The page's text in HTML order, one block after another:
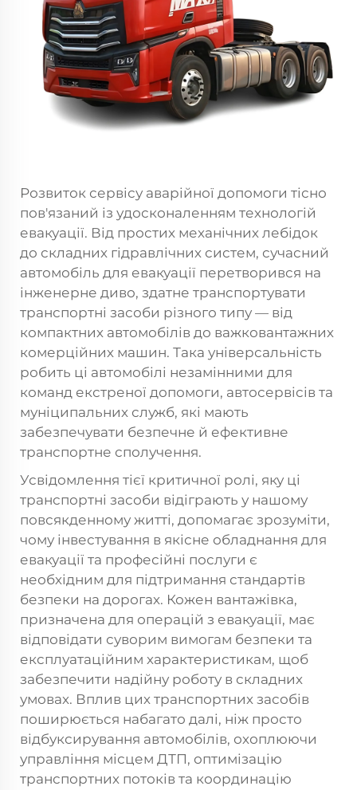
Розвиток сервісу аварійної допомоги тісно
пов'язаний із удосконаленням технологій
евакуації. Від простих механічних лебідок
до складних гідравлічних систем, сучасний
автомобіль для евакуації перетворився на
інженерне диво, здатне транспортувати
транспортні засоби різного типу — від
компактних автомобілів до важковантажних
комерційних машин. Така універсальність
робить ці автомобілі незамінними для
команд екстреної допомоги, автосервісів та
муніципальних служб, які мають
забезпечувати безпечне й ефективне
транспортне сполучення.
Усвідомлення тієї критичної ролі, яку ці
транспортні засоби відіграють у нашому
повсякденному житті, допомагає зрозуміти,
чому інвестування в якісне обладнання для
евакуації та професійні послуги є
необхідним для підтримання стандартів
безпеки на дорогах. Кожен вантажівка,
призначена для операцій з евакуації, має
відповідати суворим вимогам безпеки та
експлуатаційним характеристикам, щоб
забезпечити надійну роботу в складних
умовах. Вплив цих транспортних засобів
поширюється набагато далі, ніж просто
відбуксирування автомобілів, охоплюючи
управління місцем ДТП, оптимізацію
транспортних потоків та координацію